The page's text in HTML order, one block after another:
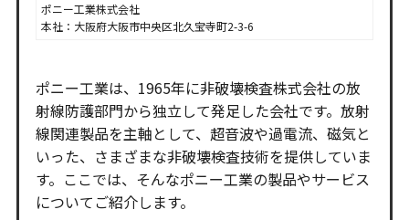
ポニー工業株式会社
本社：大阪府大阪市中央区北久宝寺町2-3-6
ポニー工業は、1965年に非破壊検査株式会社の放
射線防護部門から独立して発足した会社です。放射
線関連製品を主軸として、超音波や過電流、磁気と
いった、さまざまな非破壊検査技術を提供していま
す。ここでは、そんなポニー工業の製品やサービス
についてご紹介します。